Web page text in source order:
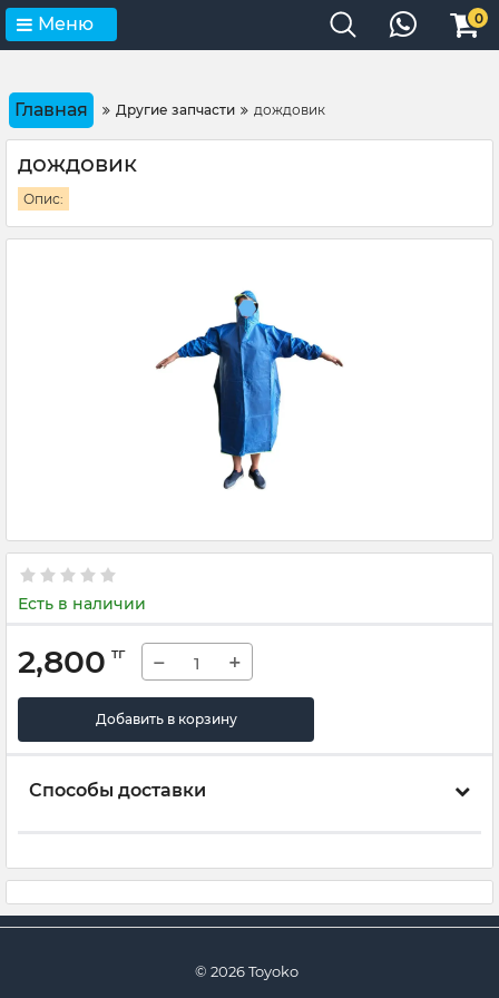
Меню 0
Главная Другие запчасти дождовик
дождовик
Опис:
Есть в наличии
2,800 тг − +
Добавить в корзину
Способы доставки
© 2026 Toyoko